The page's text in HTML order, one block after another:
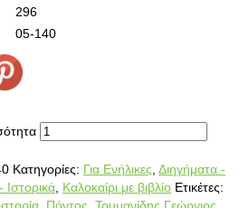
296
05-140
Κατηγορίες: Για Ενήλικες, Διηγήματα -
Ιστορικά, Καλοκαίρι με βιβλίο Ετικέτες: